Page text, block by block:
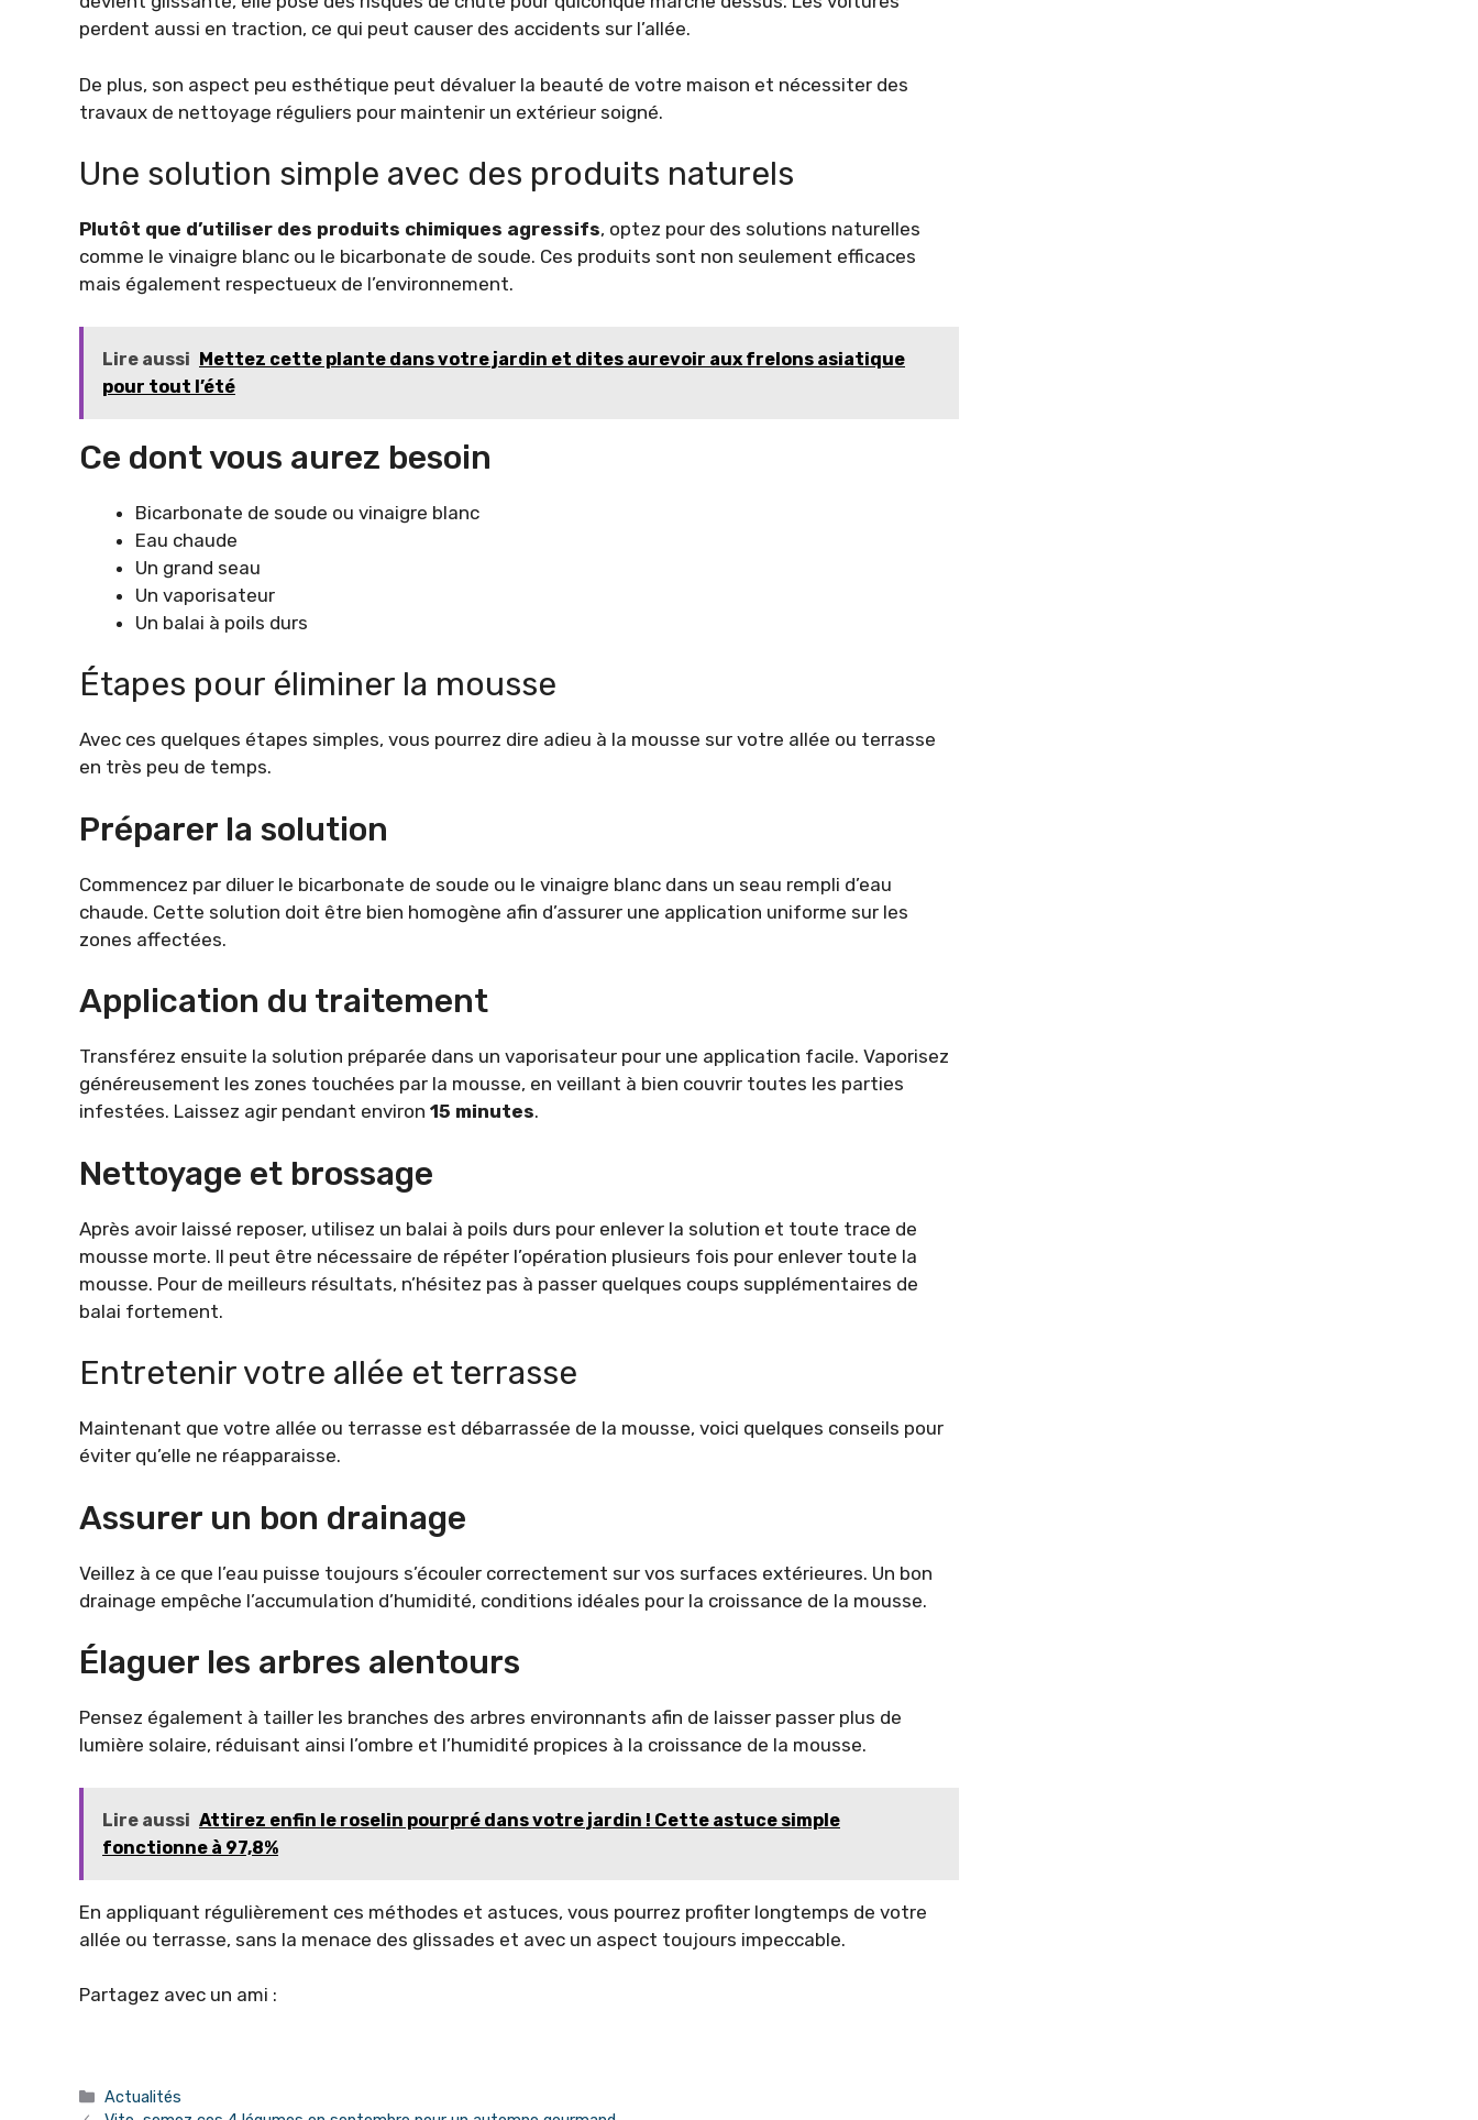
perdent aussi en traction, ce qui peut causer des accidents sur l’allée.
De plus, son aspect peu esthétique peut dévaluer la beauté de votre maison et nécessiter des
travaux de nettoyage réguliers pour maintenir un extérieur soigné.
Une solution simple avec des produits naturels
Plutôt que d’utiliser des produits chimiques agressifs, optez pour des solutions naturelles
comme le vinaigre blanc ou le bicarbonate de soude. Ces produits sont non seulement efficaces
mais également respectueux de l’environnement.
Lire aussi Mettez cette plante dans votre jardin et dites aurevoir aux frelons asiatique
pour tout l’été
Ce dont vous aurez besoin
Bicarbonate de soude ou vinaigre blanc
Eau chaude
Un grand seau
Un vaporisateur
Un balai à poils durs
Étapes pour éliminer la mousse
Avec ces quelques étapes simples, vous pourrez dire adieu à la mousse sur votre allée ou terrasse
en très peu de temps.
Préparer la solution
Commencez par diluer le bicarbonate de soude ou le vinaigre blanc dans un seau rempli d’eau
chaude. Cette solution doit être bien homogène afin d’assurer une application uniforme sur les
zones affectées.
Application du traitement
Transférez ensuite la solution préparée dans un vaporisateur pour une application facile. Vaporisez
généreusement les zones touchées par la mousse, en veillant à bien couvrir toutes les parties
infestées. Laissez agir pendant environ 15 minutes.
Nettoyage et brossage
Après avoir laissé reposer, utilisez un balai à poils durs pour enlever la solution et toute trace de
mousse morte. Il peut être nécessaire de répéter l’opération plusieurs fois pour enlever toute la
mousse. Pour de meilleurs résultats, n’hésitez pas à passer quelques coups supplémentaires de
balai fortement.
Entretenir votre allée et terrasse
Maintenant que votre allée ou terrasse est débarrassée de la mousse, voici quelques conseils pour
éviter qu’elle ne réapparaisse.
Assurer un bon drainage
Veillez à ce que l’eau puisse toujours s’écouler correctement sur vos surfaces extérieures. Un bon
drainage empêche l’accumulation d’humidité, conditions idéales pour la croissance de la mousse.
Élaguer les arbres alentours
Pensez également à tailler les branches des arbres environnants afin de laisser passer plus de
lumière solaire, réduisant ainsi l’ombre et l’humidité propices à la croissance de la mousse.
Lire aussi Attirez enfin le roselin pourpré dans votre jardin ! Cette astuce simple
fonctionne à 97,8%
En appliquant régulièrement ces méthodes et astuces, vous pourrez profiter longtemps de votre
allée ou terrasse, sans la menace des glissades et avec un aspect toujours impeccable.
Partagez avec un ami :
Catégories
Actualités